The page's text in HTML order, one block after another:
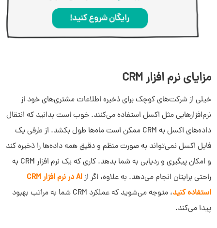
مزایای نرم افزار CRM
خیلی از شرکت‌های کوچک برای ذخیره اطلاعات مشتری‌های خود از
نرم‌افزارهایی مثل اکسل استفاده می‌کنند. خوب است بدانید که انتقال
داده‌های اکسل به CRM ممکن است ماه‌ها طول بکشد. از طرفی یک
فایل اکسل نمی‌تواند به صورت منظم و دقیق همه داده‌ها را ذخیره کند
و امکان پیگیری و ردیابی به شما بدهد. کاری که یک نرم‌ افزار CRM به
راحتی برایتان انجام می‌دهد. به علاوه، اگر از
AI در نرم افزار CRM
استفاده کنید
، متوجه می‌شوید که عملکرد CRM شما به مراتب بهبود
پیدا می‌کند.